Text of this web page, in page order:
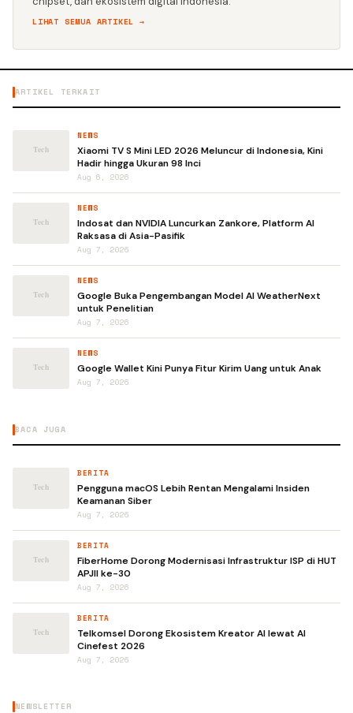
LIHAT SEMUA ARTIKEL →
ARTIKEL TERKAIT
NEWS
Xiaomi TV S Mini LED 2026 Meluncur di Indonesia, Kini
Hadir hingga Ukuran 98 Inci
Aug 6, 2026
NEWS
Indosat dan NVIDIA Luncurkan Zankore, Platform AI
Raksasa di Asia-Pasifik
Aug 7, 2026
NEWS
Google Buka Pengembangan Model AI WeatherNext
untuk Penelitian
Aug 7, 2026
NEWS
Google Wallet Kini Punya Fitur Kirim Uang untuk Anak
Aug 7, 2026
BACA JUGA
BERITA
Pengguna macOS Lebih Rentan Mengalami Insiden
Keamanan Siber
Aug 7, 2026
BERITA
FiberHome Dorong Modernisasi Infrastruktur ISP di HUT
APJII ke-30
Aug 7, 2026
BERITA
Telkomsel Dorong Ekosistem Kreator AI lewat AI
Cinefest 2026
Aug 7, 2026
NEWSLETTER